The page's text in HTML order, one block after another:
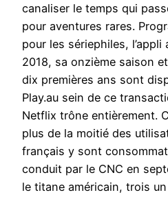
canaliser le temps qui
pour aventures rares.
pour les sériephiles,
2018, sa onzième saison
dix premières ans sont
Play.au sein de ce
Netflix trône entièrement.
plus de la moitié des
français y sont
conduit par le CNC en
le titane américain, trois